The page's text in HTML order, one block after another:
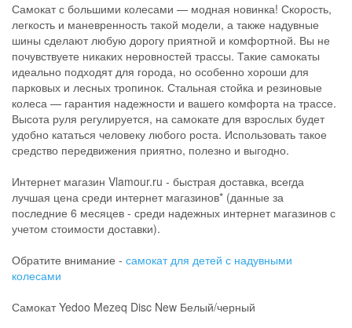
Самокат с большими колесами — модная новинка! Скорость,
легкость и маневренность такой модели, а также надувные
шины сделают любую дорогу приятной и комфортной. Вы не
почувствуете никаких неровностей трассы. Такие самокаты
идеально подходят для города, но особенно хороши для
парковых и лесных тропинок. Стальная стойка и резиновые
колеса — гарантия надежности и вашего комфорта на трассе.
Высота руля регулируется, на самокате для взрослых будет
удобно кататься человеку любого роста. Использовать такое
средство передвижения приятно, полезно и выгодно.
Интернет магазин Vlamour.ru - быстрая доставка, всегда
лучшая цена среди интернет магазинов* (данные за
последние 6 месяцев - среди надежных интернет магазинов с
учетом стоимости доставки).
Обратите внимание - самокат для детей с надувными
колесами
Самокат Yedoo Mezeq Disc New Белый/черный